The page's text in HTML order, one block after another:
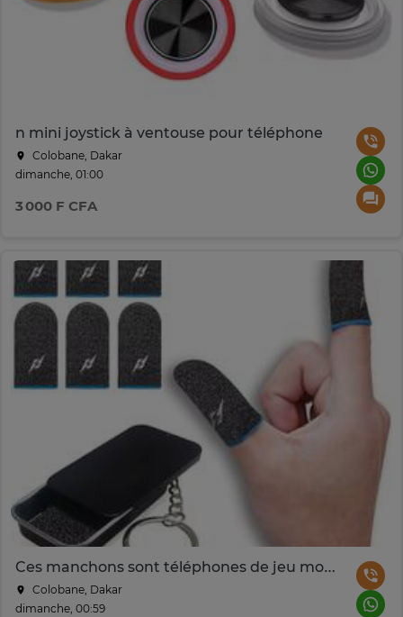
n mini joystick à ventouse pour téléphone
Colobane, Dakar
dimanche, 01:00
3 000 F CFA
Ces manchons sont téléphones de jeu mobile
Colobane, Dakar
dimanche, 00:59